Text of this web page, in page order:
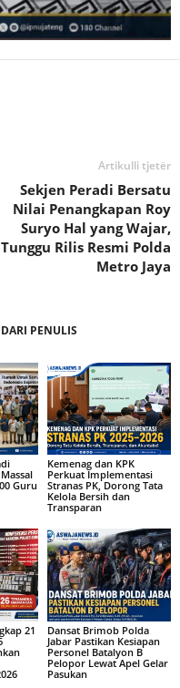
Artikulli tjetër
Sekjen Peradi Bersatu
Nilai Penangkapan Roy
Suryo Hal yang Wajar,
Tunggu Rilis Resmi Polda
Metro Jaya
DARI PENULIS
Guru
Kemenag dan KPK
Perkuat Implementasi
Stranas PK, Dorong Tata
Kelola Bersih dan
Transparan
21
Dansat Brimob Polda
Jabar Pastikan Kesiapan
Personel Batalyon B
Pelopor Lewat Apel Gelar
Pasukan